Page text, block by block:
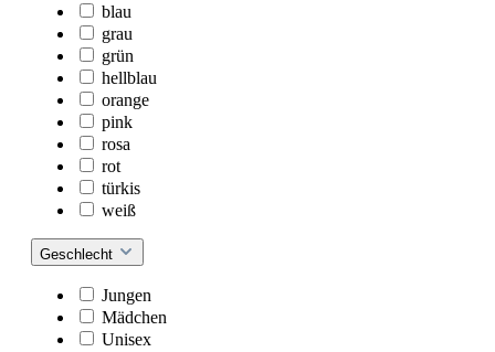
blau
grau
grün
hellblau
orange
pink
rosa
rot
türkis
weiß
Geschlecht
Jungen
Mädchen
Unisex